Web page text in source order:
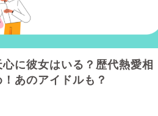
に彼女はいる？歴代熱愛相
あのアイドルも？